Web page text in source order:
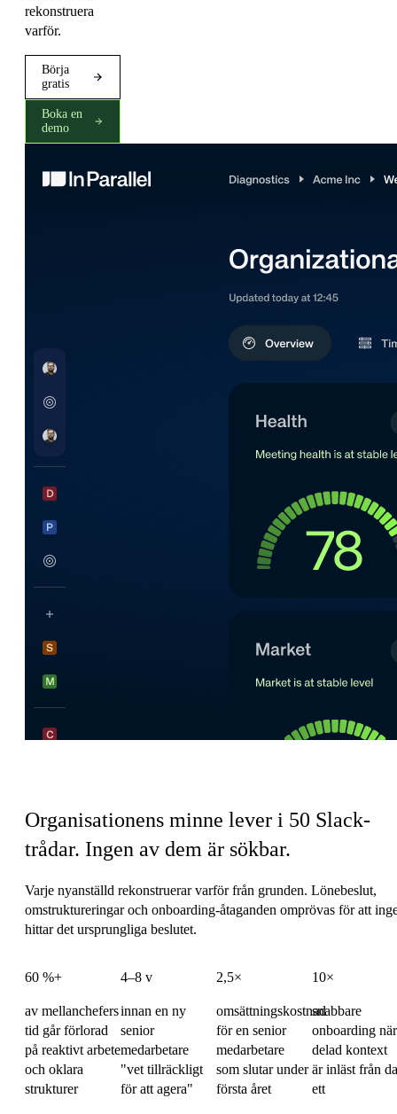
rekonstruera
varför.
Börja
gratis
Boka en
demo
Organisationens minne lever i 50 Slack-
trådar. Ingen av dem är sökbar.
Varje nyanställd rekonstruerar varför från grunden. Lönebeslut,
omstruktureringar och onboarding-åtaganden omprövas för att
hittar det ursprungliga beslutet.
60 %+
av mellanchefers
tid går förlorad
på reaktivt arbete
och oklara
strukturer
4–8 v
innan en ny
senior
medarbetare
"vet tillräckligt
för att agera"
2,5×
omsättningskostnad
för en senior
medarbetare
som slutar under
första året
10×
snabbare
onboarding när
delad kontext
är inläst från
ett